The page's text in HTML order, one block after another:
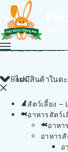
ไม่มีสินค้าในต
Back
สัตว์เลี้ยง –
อาหารสัตว์เ
อาหา
อาหาร
อ